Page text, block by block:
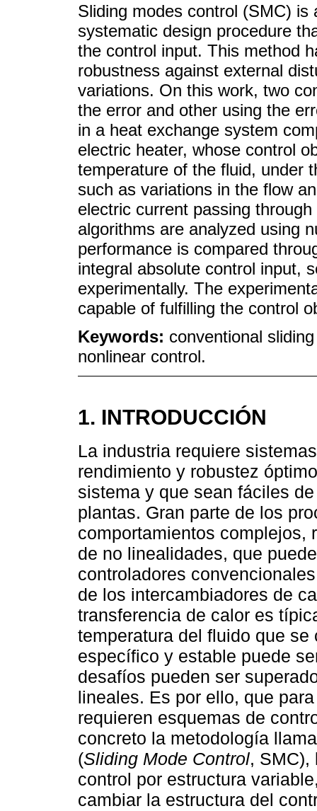
Sliding modes control (SMC)
systematic design procedure
the control input. This method
robustness against external
variations. On this work, two
the error and other using the
in a heat exchange system
electric heater, whose control
temperature of the fluid, under
such as variations in the flow
electric current passing
algorithms are analyzed using
performance is compared
integral absolute control input,
experimentally. The
capable of fulfilling the control
Keywords: conventional
nonlinear control.
1. INTRODUCCIÓN
La industria requiere
rendimiento y robustez
sistema y que sean fáciles
plantas. Gran parte de los
comportamientos complejos,
de no linealidades, que
controladores
de los intercambiadores de
transferencia de calor es
temperatura del fluido que
específico y estable puede
desafíos pueden ser
lineales. Es por ello, que
requieren esquemas de
concreto la metodología
(Sliding Mode Control, SMC),
control por estructura
cambiar la estructura del